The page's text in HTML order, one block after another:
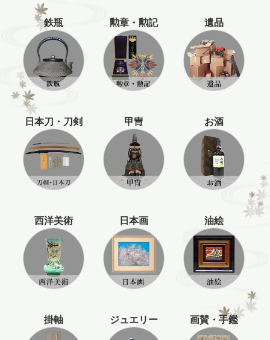
鉄瓶 勲章・勲記 遺品
日本刀・刀剣 甲冑 お酒
西洋美術 日本画 油絵
掛軸 ジュエリー 画賛・手鑑